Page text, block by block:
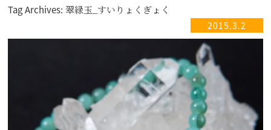
Tag Archives: 翠緑玉_すいりょくぎょく
2015.3.2